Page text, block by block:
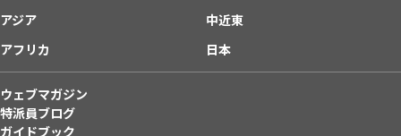
アジア
中近東
アフリカ
日本
ウェブマガジン
特派員ブログ
ガイドブック